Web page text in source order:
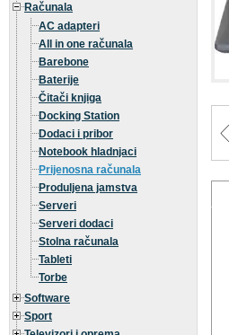
Računala
AC adapteri
All in one računala
Barebone
Baterije
Čitači knjiga
Docking Station
Dodaci i pribor
Notebook hladnjaci
Prijenosna računala
Produljena jamstva
Serveri
Serveri dodaci
Stolna računala
Tableti
Torbe
Software
Sport